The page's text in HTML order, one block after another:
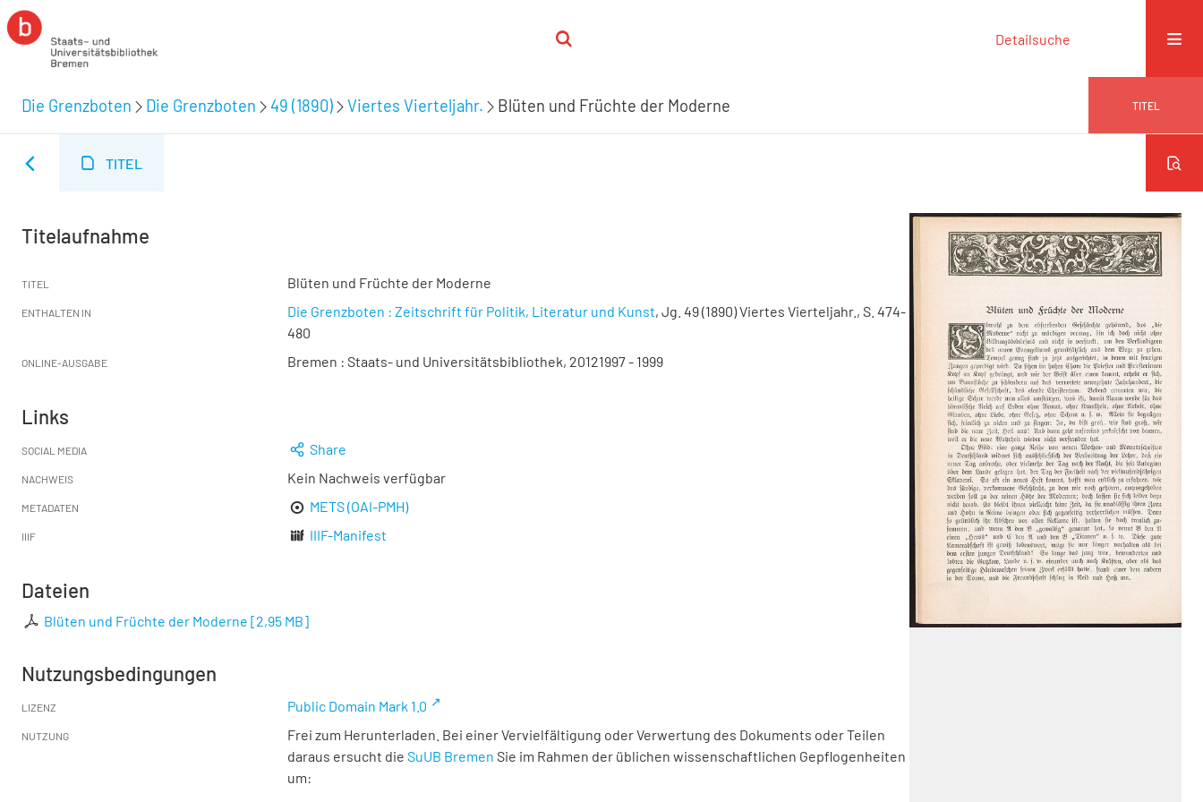
Detailsuche
Die Grenzboten Die Grenzboten 49 (1890) Viertes Vierteljahr. Blüten und Früchte der Moderne TITEL
TITEL
Titelaufnahme
TITEL Blüten und Früchte der Moderne
ENTHALTEN IN Die Grenzboten : Zeitschrift für Politik, Literatur und Kunst, Jg. 49 (1890) Viertes Vierteljahr., S. 474-
480
ONLINE-AUSGABE Bremen : Staats- und Universitätsbibliothek, 20121997 - 1999
Links
SOCIAL MEDIA Share
NACHWEIS Kein Nachweis verfügbar
METADATEN METS (OAI-PMH)
IIIF IIIF-Manifest
Dateien
Blüten und Früchte der Moderne [2,95 MB]
Nutzungsbedingungen
LIZENZ Public Domain Mark 1.0
NUTZUNG
Frei zum Herunterladen. Bei einer Vervielfältigung oder Verwertung des Dokuments oder Teilen
daraus ersucht die SuUB Bremen Sie im Rahmen der üblichen wissenschaftlichen Gepflogenheiten
um: